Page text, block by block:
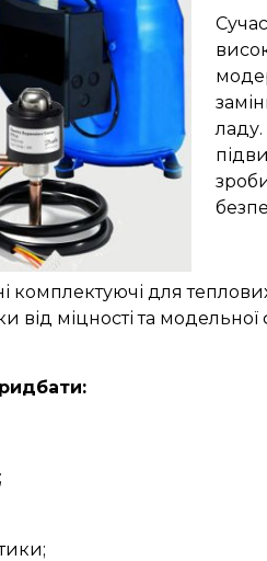
ладу.
комплектуючі для
від міцності та